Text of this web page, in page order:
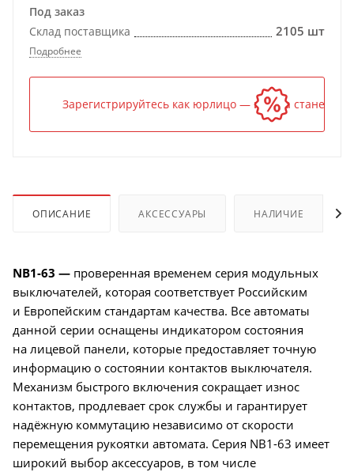
Под заказ
Склад поставщика
2105 шт
Подробнее
Зарегистрируйтесь как юрлицо — и цена станет
ОПИСАНИЕ АКСЕССУАРЫ НАЛИЧИЕ
NB1-63 — проверенная временем серия модульных
выключателей, которая соответствует Российским
и Европейским стандартам качества. Все автоматы
данной серии оснащены индикатором состояния
на лицевой панели, которые предоставляет точную
информацию о состоянии контактов выключателя.
Механизм быстрого включения сокращает износ
контактов, продлевает срок службы и гарантирует
надёжную коммутацию независимо от скорости
перемещения рукоятки автомата. Серия NB1-63 имеет
широкий выбор аксессуаров, в том числе